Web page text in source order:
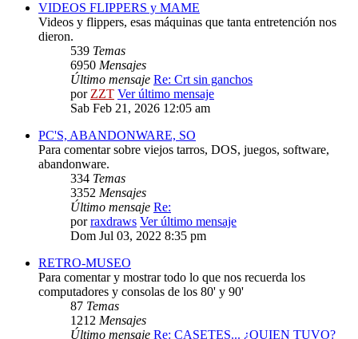
VIDEOS FLIPPERS y MAME
Videos y flippers, esas máquinas que tanta entretención nos
dieron.
539 Temas
6950 Mensajes
Último mensaje Re: Crt sin ganchos
porZZT Ver último mensaje
Sab Feb 21, 2026 12:05 am
PC'S, ABANDONWARE, SO
Para comentar sobre viejos tarros, DOS, juegos, software,
abandonware.
334 Temas
3352 Mensajes
Último mensaje Re:
porraxdraws Ver último mensaje
Dom Jul 03, 2022 8:35 pm
RETRO-MUSEO
Para comentar y mostrar todo lo que nos recuerda los
computadores y consolas de los 80' y 90'
87 Temas
1212 Mensajes
Último mensaje Re: CASETES... ¿QUIEN TUVO?